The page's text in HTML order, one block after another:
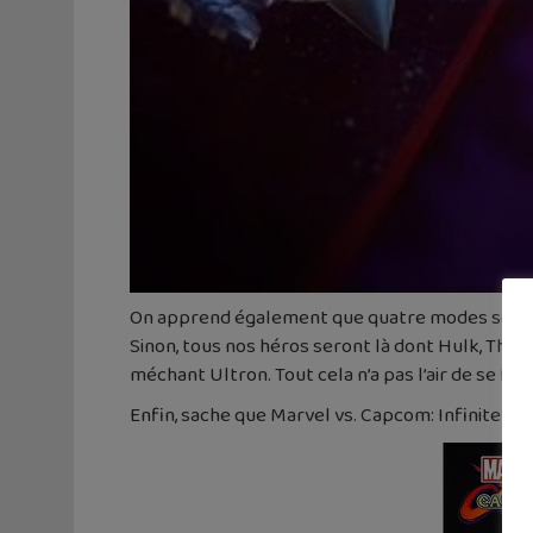
On apprend également que quatre modes
Sinon, tous nos héros seront là dont Hulk,
méchant Ultron. Tout cela n’a pas l’air de se
Enfin, sache que Marvel vs. Capcom: Infinite